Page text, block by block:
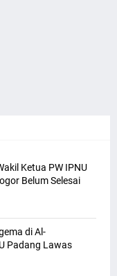
Ketua PW IPNU
Belum Selesai
di Al-
Padang Lawas